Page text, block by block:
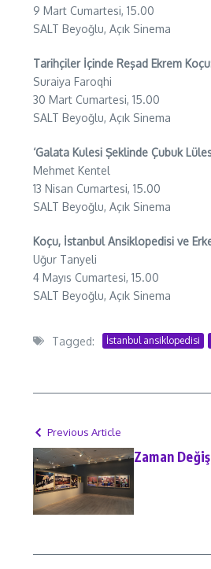
9 Mart Cumartesi, 15.00
SALT Beyoğlu, Açık Sinema
Tarihçiler İçinde Reşad Ekrem
Suraiya Faroqhi
30 Mart Cumartesi, 15.00
SALT Beyoğlu, Açık Sinema
‘Galata Kulesi Şeklinde Çubuk
Mehmet Kentel
13 Nisan Cumartesi, 15.00
SALT Beyoğlu, Açık Sinema
Koçu, İstanbul Ansiklopedisi ve
Uğur Tanyeli
4 Mayıs Cumartesi, 15.00
SALT Beyoğlu, Açık Sinema
Tagged: İstanbul ansiklopedisi
Previous Article
Zaman